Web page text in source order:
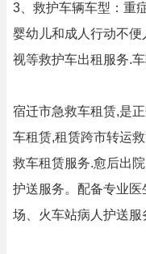
3、救护车辆车型：重
婴幼儿和成人行动不
视等救护车出租服务.
宿迁市急救车租赁,是
车租赁,租赁跨市转运
救车租赁服务.愈后出
护送服务。配备专业
场、火车站病人护送服